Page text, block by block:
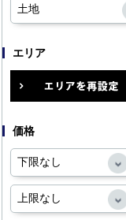
エリア
価格